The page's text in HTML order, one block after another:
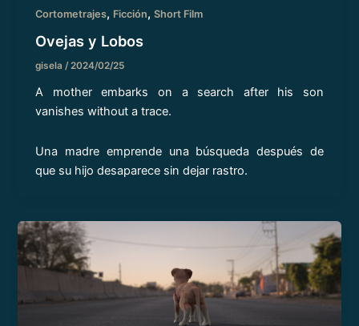
Cortometrajes, Ficción,Short Film
Ovejas y Lobos
gisela/2024/02/25
A mother embarks on a search after his son
vanishes without a trace.
Una madre emprende una búsqueda después de
que su hijo desaparece sin dejar rastro.